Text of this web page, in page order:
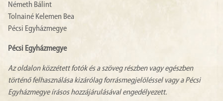
Németh Bálint
Tolnainé Kelemen Bea
Pécsi Egyházmegye
Pécsi Egyházmegye
Az oldalon közzétett fotók és a szöveg részben vagy egészben
történő felhasználása kizárólag forrásmegjelöléssel vagy a Pécsi
Egyházmegye írásos hozzájárulásával engedélyezett.